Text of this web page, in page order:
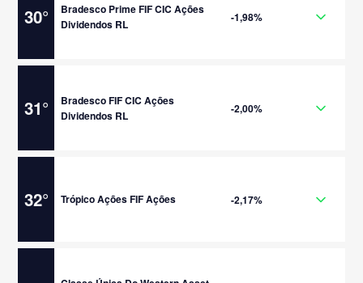
30°
Bradesco Prime FIF CIC Ações
Dividendos RL
-1,98%
31°
Bradesco FIF CIC Ações
Dividendos RL
-2,00%
32° Trópico Ações FIF Ações -2,17%